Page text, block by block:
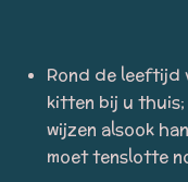
Rond de leeftijd
kitten bij u thuis;
wijzen alsook
moet tenslotte